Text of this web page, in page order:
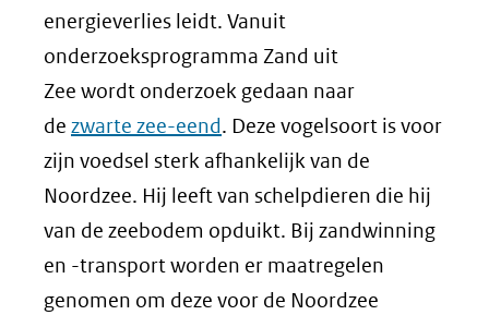
energieverlies leidt. Vanuit
onderzoeksprogramma Zand uit
Zee wordt onderzoek gedaan naar
de zwarte zee-eend. Deze vogelsoort is voor
zijn voedsel sterk afhankelijk van de
Noordzee. Hij leeft van schelpdieren die hij
van de zeebodem opduikt. Bij zandwinning
en -transport worden er maatregelen
genomen om deze voor de Noordzee